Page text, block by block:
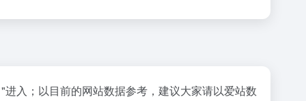
"进入；以目前的网站数据参考，建议大家请以爱站数